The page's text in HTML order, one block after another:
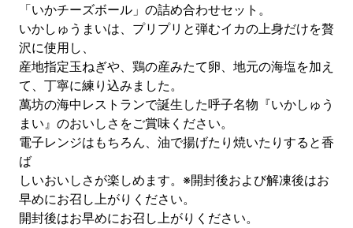
「いかチーズボール」の詰め合わせセット。
いかしゅうまいは、プリプリと弾むイカの上身だけを贅
沢に使用し、
産地指定玉ねぎや、鶏の産みたて卵、地元の海塩を加え
て、丁寧に練り込みました。
萬坊の海中レストランで誕生した呼子名物『いかしゅう
まい』のおいしさをご賞味ください。
電子レンジはもちろん、油で揚げたり焼いたりすると香
ば
しいおいしさが楽しめます。※開封後および解凍後はお
早めにお召し上がりください。
開封後はお早めにお召し上がりください。